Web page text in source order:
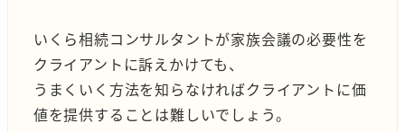
いくら相続コンサルタントが家族会議の必要性を
クライアントに訴えかけても、
うまくいく方法を知らなければクライアントに価
値を提供することは難しいでしょう。